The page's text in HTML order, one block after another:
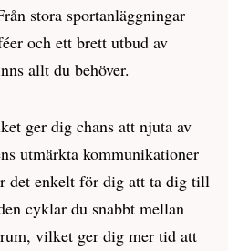
stora sportanläggningar
och ett brett utbud av
allt du behöver.
ger dig chans att njuta av
utmärkta kommunikationer
det enkelt för dig att ta dig till
cyklar du snabbt mellan
vilket ger dig mer tid att